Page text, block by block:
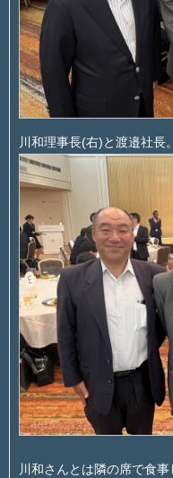
川和理事長(右)と渡邉社長。
川和さんとは隣の席で食事